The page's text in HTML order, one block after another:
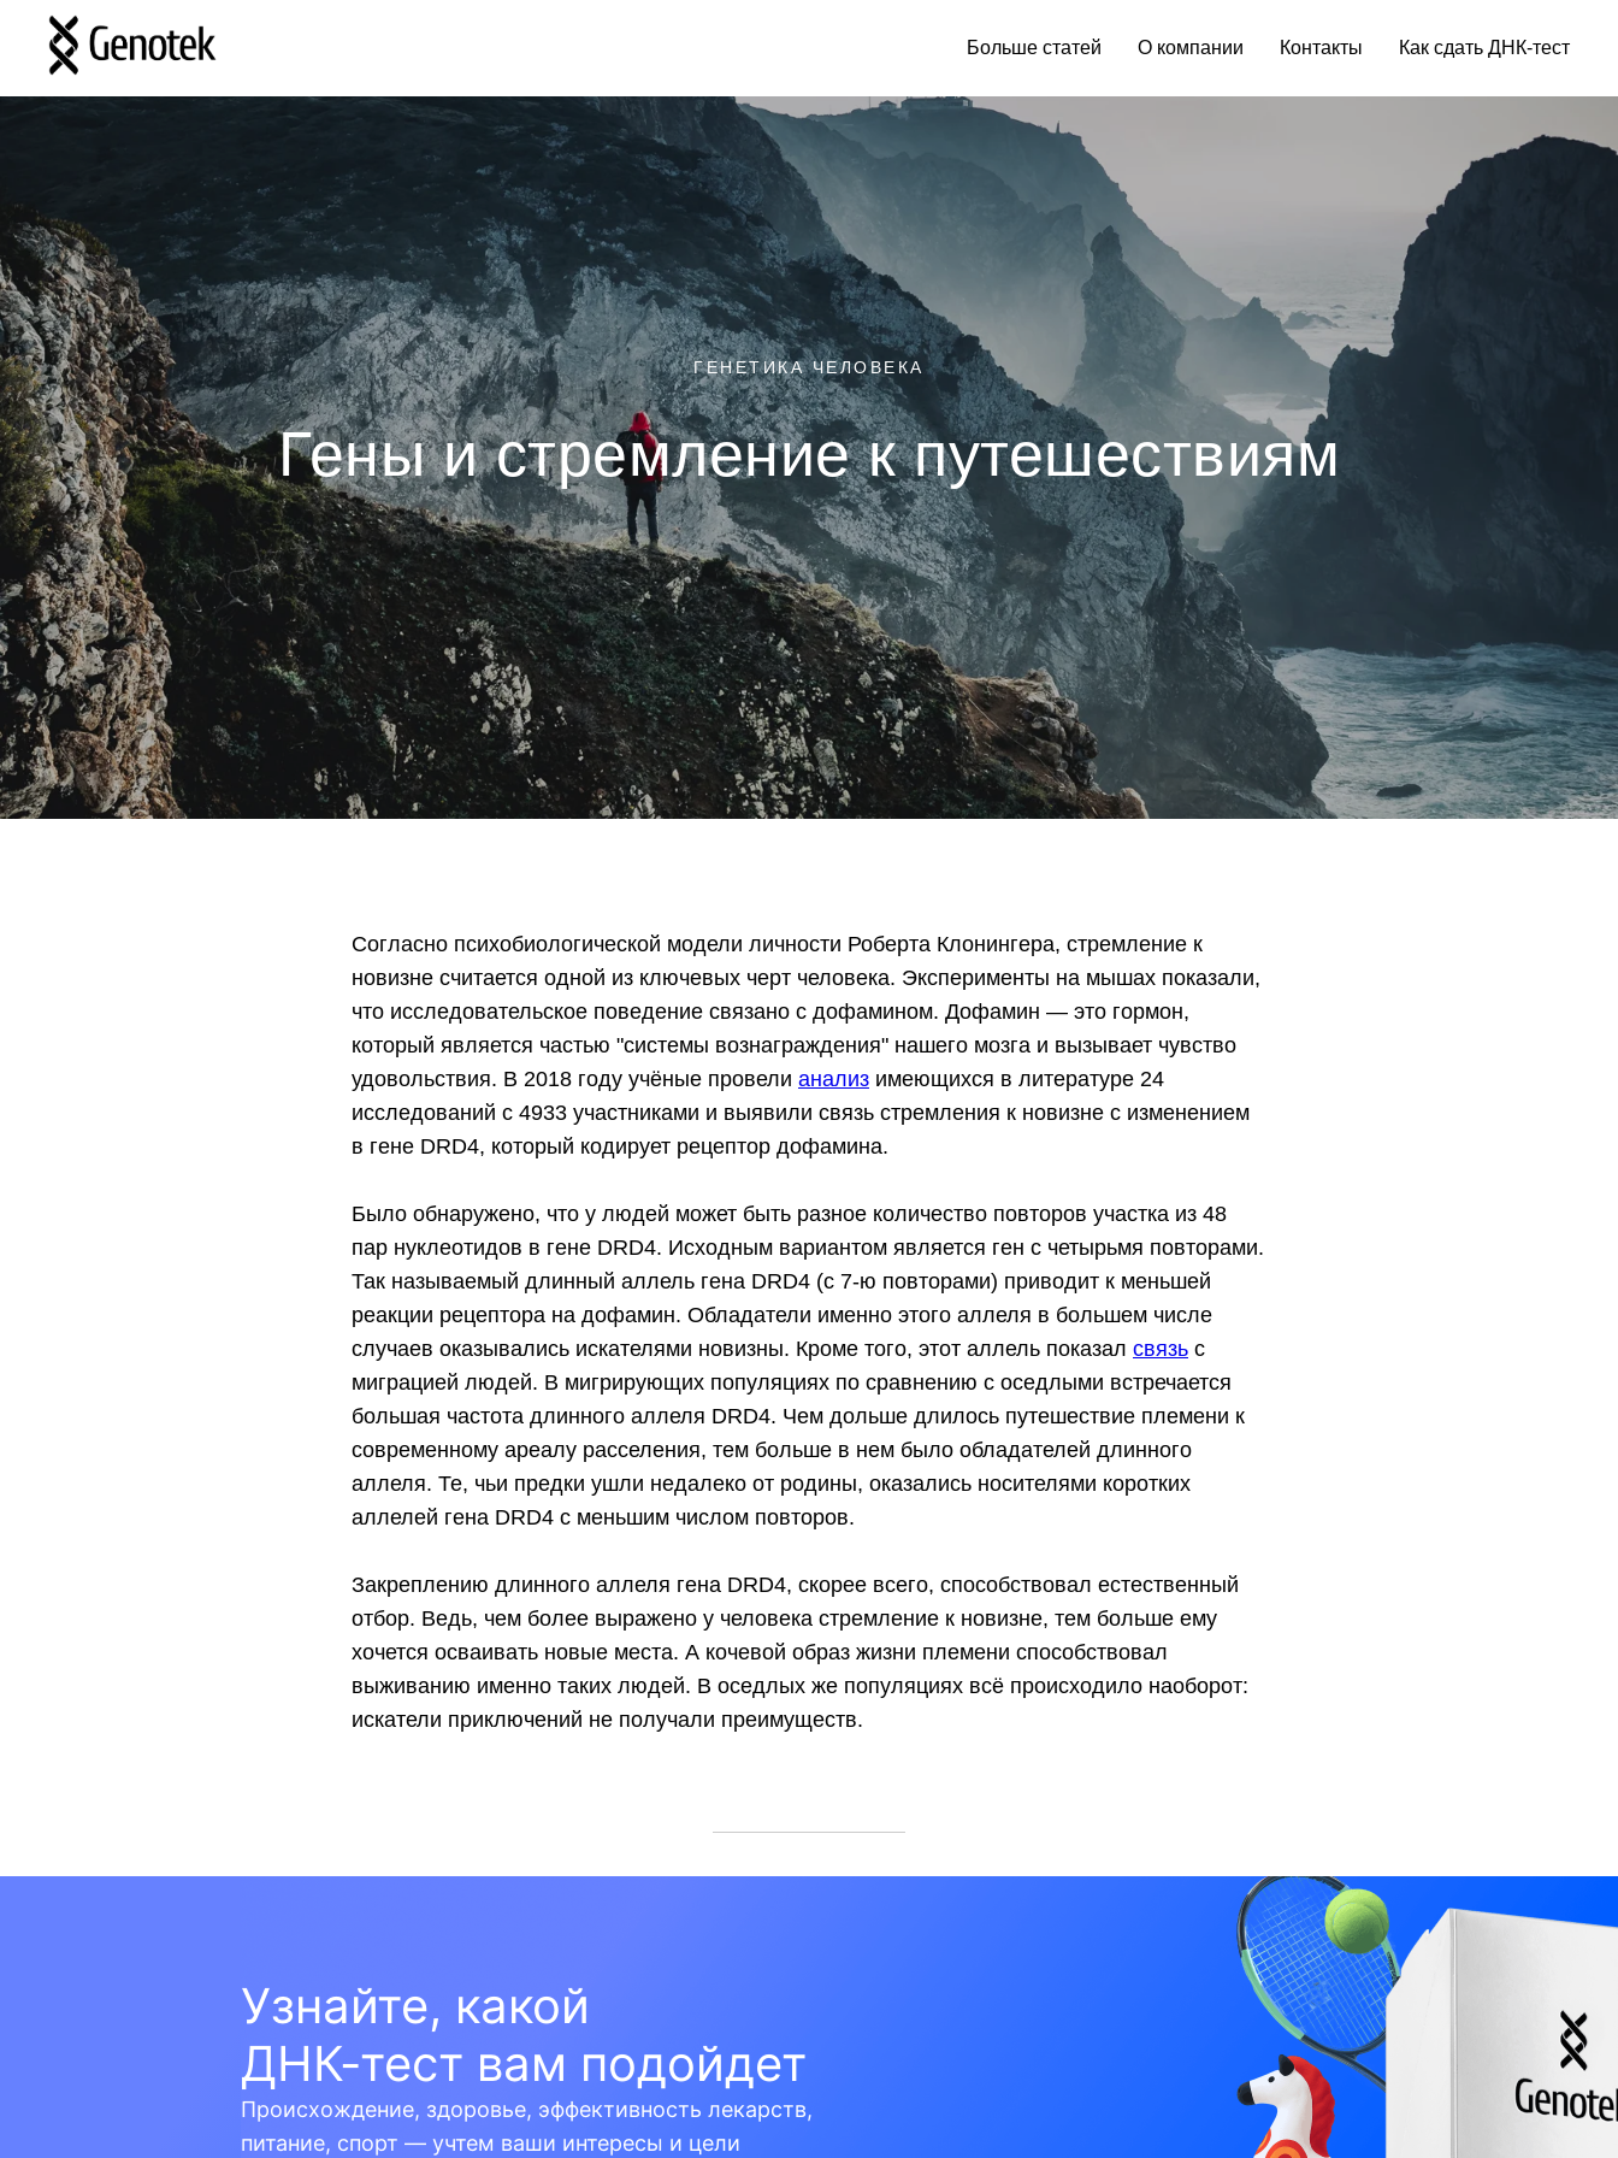
Больше статей О компании Контакты Как сдать ДНК-тест
ГЕНЕТИКА ЧЕЛОВЕКА
Гены и стремление к путешествиям
Согласно психобиологической модели личности Роберта Клонингера, стремление к
новизне считается одной из ключевых черт человека. Эксперименты на мышах показали,
что исследовательское поведение связано с дофамином. Дофамин — это гормон,
который является частью "системы вознаграждения" нашего мозга и вызывает чувство
удовольствия. В 2018 году учёные провели анализ имеющихся в литературе 24
исследований с 4933 участниками и выявили связь стремления к новизне с изменением
в гене DRD4, который кодирует рецептор дофамина.
Было обнаружено, что у людей может быть разное количество повторов участка из 48
пар нуклеотидов в гене DRD4. Исходным вариантом является ген с четырьмя повторами.
Так называемый длинный аллель гена DRD4 (с 7-ю повторами) приводит к меньшей
реакции рецептора на дофамин. Обладатели именно этого аллеля в большем числе
случаев оказывались искателями новизны. Кроме того, этот аллель показал связь с
миграцией людей. В мигрирующих популяциях по сравнению с оседлыми встречается
большая частота длинного аллеля DRD4. Чем дольше длилось путешествие племени к
современному ареалу расселения, тем больше в нем было обладателей длинного
аллеля. Те, чьи предки ушли недалеко от родины, оказались носителями коротких
аллелей гена DRD4 с меньшим числом повторов.
Закреплению длинного аллеля гена DRD4, скорее всего, способствовал естественный
отбор. Ведь, чем более выражено у человека стремление к новизне, тем больше ему
хочется осваивать новые места. А кочевой образ жизни племени способствовал
выживанию именно таких людей. В оседлых же популяциях всё происходило наоборот:
искатели приключений не получали преимуществ.
Узнайте, какой
ДНК-тест вам подойдет
Происхождение, здоровье, эффективность лекарств,
питание, спорт — учтем ваши интересы и цели